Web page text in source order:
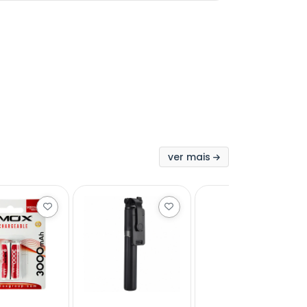
ver mais